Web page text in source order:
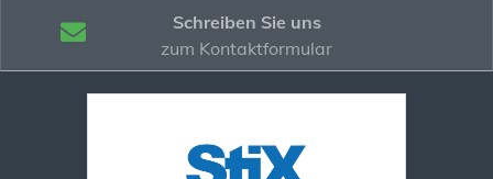
Schreiben Sie uns
zum Kontaktformular